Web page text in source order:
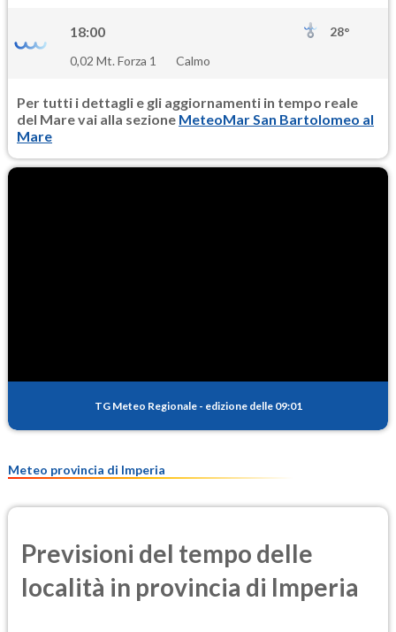
18:00
28°
0,02 Mt. Forza 1
Calmo
Per tutti i dettagli e gli aggiornamenti in tempo reale
del Mare vai alla sezione MeteoMar San Bartolomeo al
Mare
TG Meteo Regionale - edizione delle 09:01
Meteo provincia di Imperia
Previsioni del tempo delle
località in provincia di Imperia